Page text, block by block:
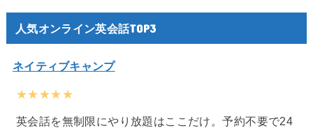
人気オンライン英会話TOP3
ネイティブキャンプ
★★★★★
英会話を無制限にやり放題はここだけ。予約不要で24